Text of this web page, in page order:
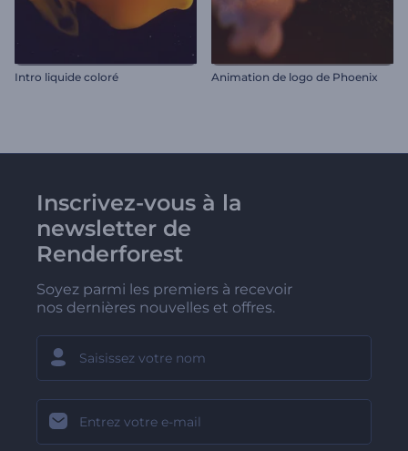
Intro liquide coloré Animation de logo de Phoenix
Inscrivez-vous à la
newsletter de
Renderforest
Soyez parmi les premiers à recevoir
nos dernières nouvelles et offres.